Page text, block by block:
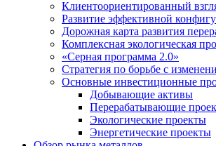
Клиентоориентированный
Развитие эффективной
Дорожная карта развития
Комплексная экологическая
«Серная программа 2.0»
Стратегия по борьбе с
Основные инвестиционные
Добывающие активы
Перерабатывающие
Экологические проекты
Энергетические проекты